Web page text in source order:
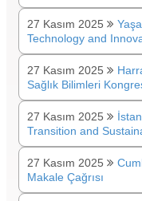
27 Kasım 2025
Technology and
27 Kasım 2025
Sağlık Bilimleri
27 Kasım 2025
Transition and
27 Kasım 2025
Makale Çağrısı